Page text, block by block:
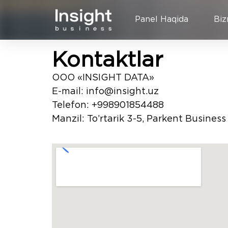
Panel Haqida
Kontaktlar
ООО «INSIGHT DATA»
E-mail: info@insight.uz
Telefon: +998901854488
Manzil: To’rtarik 3-5, Parkent